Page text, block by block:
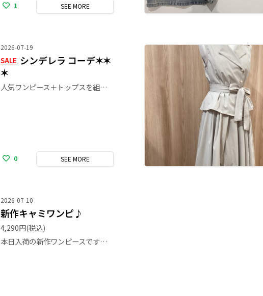
1 SEE MORE
2026-07-19
SALE シンデレラ コーデ✶✶
✶
人気ワンピース＋トップスを組み合わせて シンデレラコーデ💎👸👡💕 ディズニーへ🐭遊びに行かれる方にもオススメ♡♡ 他にもカラー揃っております！ 是非覗きに来てくださいね！
0 SEE MORE
2026-07-10
新作キャミワンピ♪
4,290円(税込)
本日入荷の新作ワンピースです♪ 繊細なラインストーンが散りばめられた、華やかさたっぷりのティアードキャミワンピースになってます！